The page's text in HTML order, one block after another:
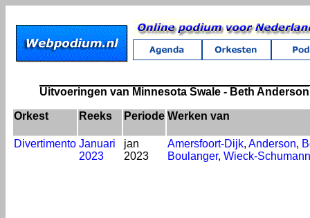
Uitvoeringen van Minnesota Swale - Beth Anderson
Orkest Reeks Periode Werken van
Divertimento Januari
2023
jan
2023
Amersfoort-Dijk, Anderson,
Boulanger, Wieck-Schumann